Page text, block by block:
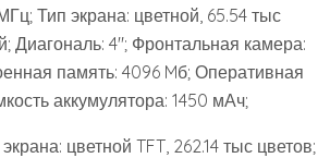
Тип экрана: цветной, 65.54 тыс
Диагональ: 4″; Фронтальная камера:
память: 4096 Mб; Оперативная
аккумулятора: 1450 мАч;
цветной TFT, 262.14 тыс цветов;